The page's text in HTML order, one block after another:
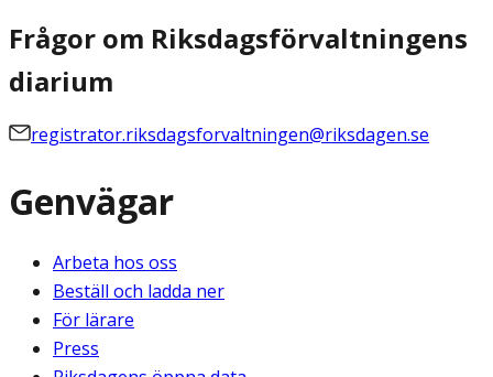
Frågor om Riksdagsförvaltningens
diarium
registrator.riksdagsforvaltningen@riksdagen.se
Genvägar
Arbeta hos oss
Beställ och ladda ner
För lärare
Press